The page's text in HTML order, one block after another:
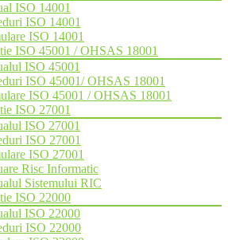
ISO 14001
ISO 14001
ISO 14001
ISO 45001 / OHSAS 18001
ISO 45001
ISO 45001/ OHSAS 18001
ISO 45001 / OHSAS 18001
ISO 27001
ISO 27001
ISO 27001
ISO 27001
Risc Informatic
Sistemului RIC
ISO 22000
ISO 22000
ISO 22000